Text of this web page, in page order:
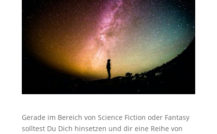
Gerade im Bereich von Science Fiction oder Fantasy
solltest Du Dich hinsetzen und dir eine Reihe von